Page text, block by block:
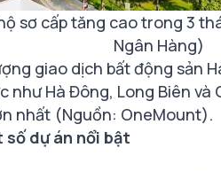
sơ cấp tăng cao trong 3
Ngân Hàng)
giao dịch bất động sản
như Hà Đông, Long Biên
nhất (Nguồn: OneMount).
dự án nổi bật